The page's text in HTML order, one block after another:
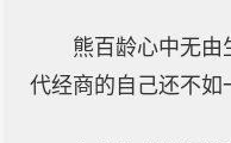
熊百龄心中无由
代经商的自己还不如